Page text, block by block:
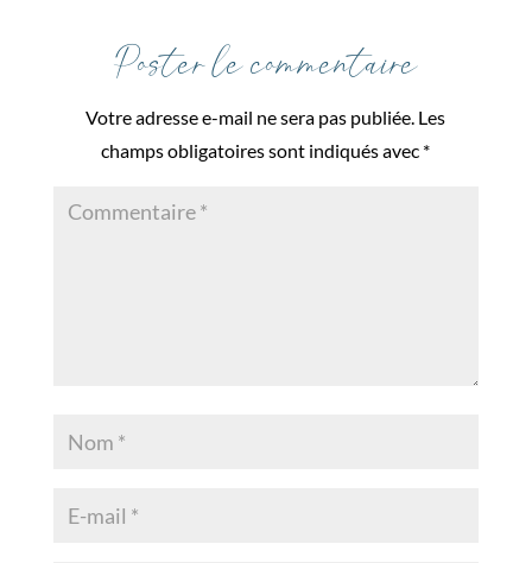
Poster le commentaire
Votre adresse e-mail ne sera pas publiée. Les
champs obligatoires sont indiqués avec *